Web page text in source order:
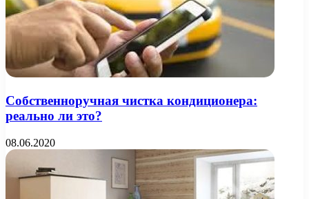
Собственноручная чистка кондиционера:
реально ли это?
08.06.2020